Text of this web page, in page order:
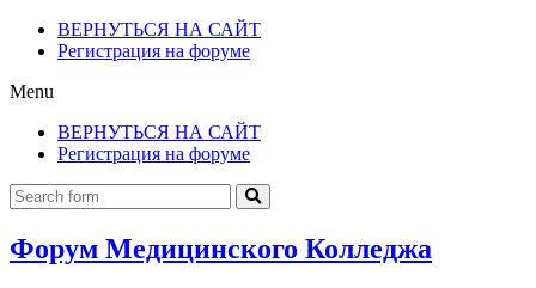
ВЕРНУТЬСЯ НА САЙТ
Регистрация на форуме
Menu
ВЕРНУТЬСЯ НА САЙТ
Регистрация на форуме
Форум Медицинского Колледжа